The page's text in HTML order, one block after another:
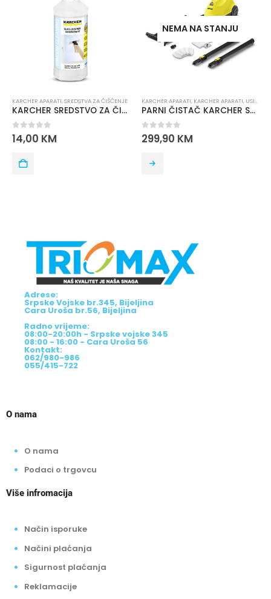
KARCHER APARATI,SREDSTVA ZA ČIŠĆENJE
KARCHER SREDSTVO ZA ČIŠĆENJE STAKLA WV RM500 0.5L
0 out of 5
14,00 KM
NEMA NA STANJU
KARCHER APARATI, KARCHER APARATI, USISIVAČ ZA DUBINSKO ČIŠĆENJE
PARNI ČISTAČ KARCHER SC 2 EASYFIX
0out of 5
299,90 KM
Adrese:
Srpske Vojske br.345, Bijeljina
Cara Uroša br.56, Bijeljina
Radno vrijeme:
08:00-20:00h - Srpske vojske 345
08:00 - 16:00 - Cara Uroša 56
Kontakt:
062/980-986
055/415-722
O nama
O nama
Podaci o trgovcu
Više infromacija
Način isporuke
Načini plaćanja
Sigurnost plaćanja
Reklamacije